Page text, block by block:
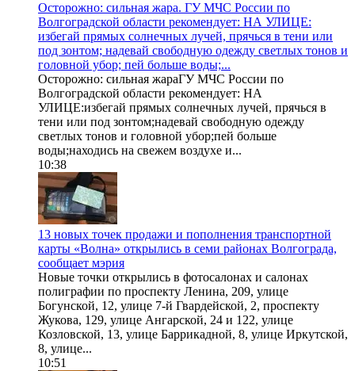
Осторожно: сильная жара. ГУ МЧС России по
Волгоградской области рекомендует: НА УЛИЦЕ:
избегай прямых солнечных лучей, прячься в тени или
под зонтом; надевай свободную одежду светлых тонов и
головной убор; пей больше воды;...
Осторожно: сильная жараГУ МЧС России по
Волгоградской области рекомендует: НА
УЛИЦЕ:избегай прямых солнечных лучей, прячься в
тени или под зонтом;надевай свободную одежду
светлых тонов и головной убор;пей больше
воды;находись на свежем воздухе и...
10:38
13 новых точек продажи и пополнения транспортной
карты «Волна» открылись в семи районах Волгограда,
сообщает мэрия
Новые точки открылись в фотосалонах и салонах
полиграфии по проспекту Ленина, 209, улице
Богунской, 12, улице 7-й Гвардейской, 2, проспекту
Жукова, 129, улице Ангарской, 24 и 122, улице
Козловской, 13, улице Баррикадной, 8, улице Иркутской,
8, улице...
10:51